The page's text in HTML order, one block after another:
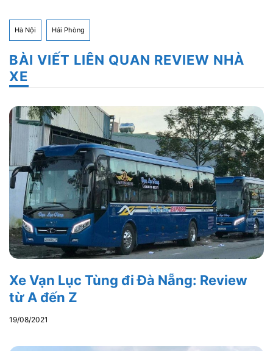
Hà Nội Hải Phòng
BÀI VIẾT LIÊN QUAN REVIEW NHÀ
XE
Xe Vạn Lục Tùng đi Đà Nẵng: Review
từ A đến Z
19/08/2021